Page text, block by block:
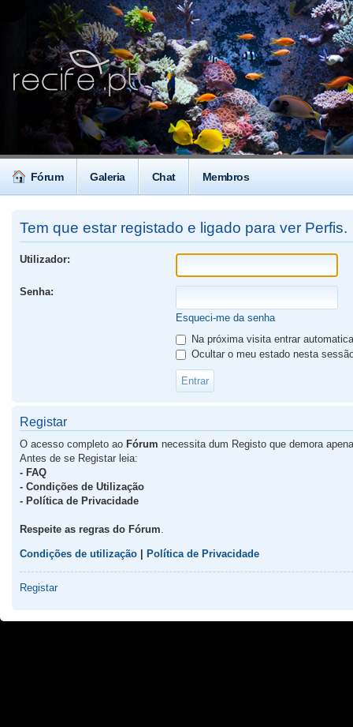
Fórum Galeria Chat Membros
Tem que estar registado e ligado para ver Perfis.
Utilizador:
Senha:
Esqueci-me da senha
Na próxima visita entrar
Ocultar o meu estado nesta
Registar
O acesso completo ao Fórum necessita dum Registo que demora
Antes de se Registar leia:
- FAQ
- Condições de Utilização
- Política de Privacidade
Respeite as regras do Fórum
Condições de utilização Política de Privacidade
Registar